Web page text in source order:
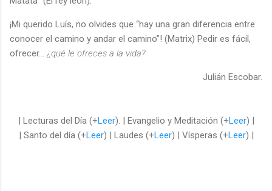
¡Mi querido Luís, no olvides que “hay una gran diferencia entre
conocer el camino y andar el camino”! (Matrix) Pedir es fácil,
ofrecer…
¿qué le ofreces a la vida?
Julián Escobar.
| Lecturas del Día (+Leer). | Evangelio y Meditación (+Leer) |
| Santo del día (+Leer) | Laudes (+Leer) | Vísperas (+Leer) |